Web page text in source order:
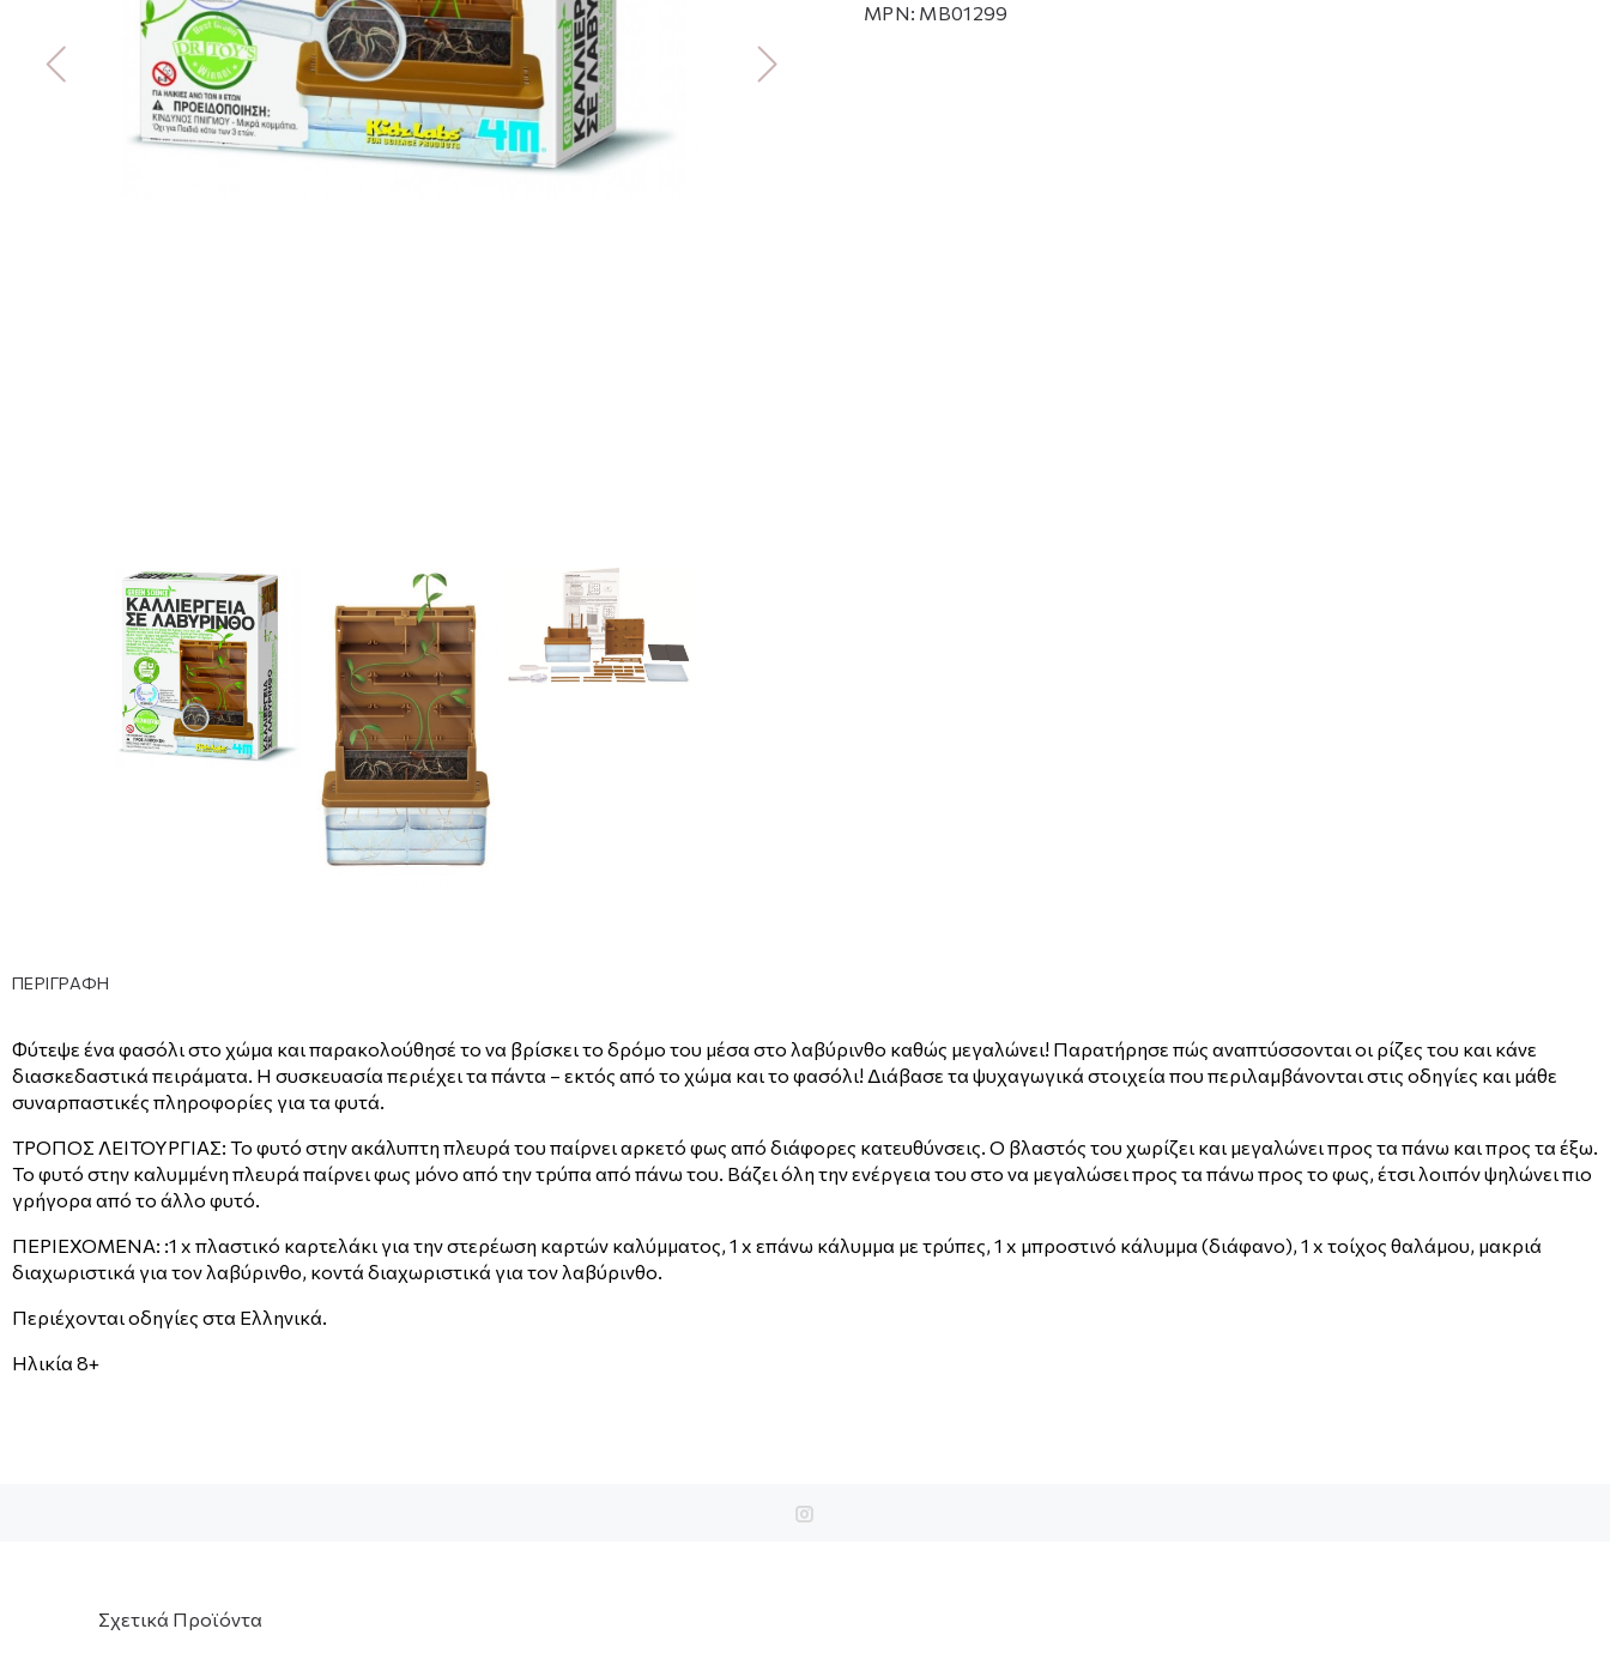
MPN: MB01299
ΠΕΡΙΓΡΑΦΗ
Φύτεψε ένα φασόλι στο χώμα και παρακολούθησέ το να βρίσκει το δρόμο του μέσα στο λαβύρινθο καθώς μεγαλώνει! Παρατήρησε πώς αναπτύσσονται οι ρίζες του και κάνε
διασκεδαστικά πειράματα. Η συσκευασία περιέχει τα πάντα – εκτός από το χώμα και το φασόλι! Διάβασε τα ψυχαγωγικά στοιχεία που περιλαμβάνονται στις οδηγίες και μάθε
συναρπαστικές πληροφορίες για τα φυτά.
ΤΡΟΠΟΣ ΛΕΙΤΟΥΡΓΙΑΣ: Το φυτό στην ακάλυπτη πλευρά του παίρνει αρκετό φως από διάφορες κατευθύνσεις. Ο βλαστός του χωρίζει και μεγαλώνει προς τα πάνω και προς τα έξω.
Το φυτό στην καλυμμένη πλευρά παίρνει φως μόνο από την τρύπα από πάνω του. Βάζει όλη την ενέργεια του στο να μεγαλώσει προς τα πάνω προς το φως, έτσι λοιπόν ψηλώνει πιο
γρήγορα από το άλλο φυτό.
ΠΕΡΙΕΧΟΜΕΝΑ: :1 x πλαστικό καρτελάκι για την στερέωση καρτών καλύμματος, 1 x επάνω κάλυμμα με τρύπες, 1 x μπροστινό κάλυμμα (διάφανο), 1 x τοίχος θαλάμου, μακριά
διαχωριστικά για τον λαβύρινθο, κοντά διαχωριστικά για τον λαβύρινθο.
Περιέχονται οδηγίες στα Ελληνικά.
Ηλικία 8+
Σχετικά Προϊόντα